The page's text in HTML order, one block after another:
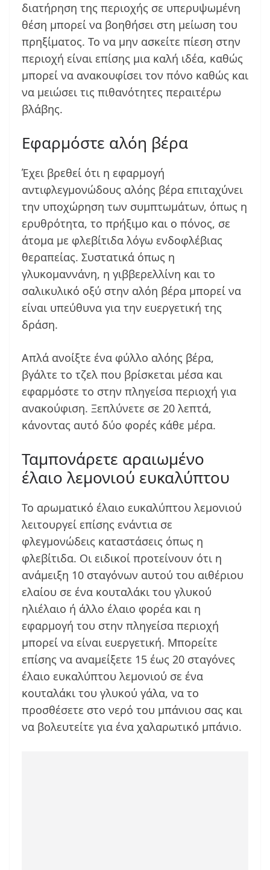
διατήρηση της περιοχής σε υπερυψωμένη
θέση μπορεί να βοηθήσει στη μείωση του
πρηξίματος. Το να μην ασκείτε πίεση στην
περιοχή είναι επίσης μια καλή ιδέα, καθώς
μπορεί να ανακουφίσει τον πόνο καθώς και
να μειώσει τις πιθανότητες περαιτέρω
βλάβης.
Εφαρμόστε αλόη βέρα
Έχει βρεθεί ότι η εφαρμογή
αντιφλεγμονώδους αλόης βέρα επιταχύνει
την υποχώρηση των συμπτωμάτων, όπως η
ερυθρότητα, το πρήξιμο και ο πόνος, σε
άτομα με φλεβίτιδα λόγω ενδοφλέβιας
θεραπείας. Συστατικά όπως η
γλυκομαννάνη, η γιββερελλίνη και το
σαλικυλικό οξύ στην αλόη βέρα μπορεί να
είναι υπεύθυνα για την ευεργετική της
δράση.
Απλά ανοίξτε ένα φύλλο αλόης βέρα,
βγάλτε το τζελ που βρίσκεται μέσα και
εφαρμόστε το στην πληγείσα περιοχή για
ανακούφιση. Ξεπλύνετε σε 20 λεπτά,
κάνοντας αυτό δύο φορές κάθε μέρα.
Ταμπονάρετε αραιωμένο
έλαιο λεμονιού ευκαλύπτου
Το αρωματικό έλαιο ευκαλύπτου λεμονιού
λειτουργεί επίσης ενάντια σε
φλεγμονώδεις καταστάσεις όπως η
φλεβίτιδα. Οι ειδικοί προτείνουν ότι η
ανάμειξη 10 σταγόνων αυτού του αιθέριου
ελαίου σε ένα κουταλάκι του γλυκού
ηλιέλαιο ή άλλο έλαιο φορέα και η
εφαρμογή του στην πληγείσα περιοχή
μπορεί να είναι ευεργετική. Μπορείτε
επίσης να αναμείξετε 15 έως 20 σταγόνες
έλαιο ευκαλύπτου λεμονιού σε ένα
κουταλάκι του γλυκού γάλα, να το
προσθέσετε στο νερό του μπάνιου σας και
να βολευτείτε για ένα χαλαρωτικό μπάνιο.